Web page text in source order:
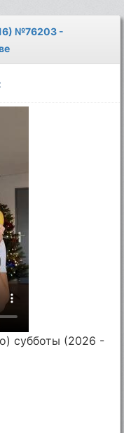
№76203 -
субботы (2026 -